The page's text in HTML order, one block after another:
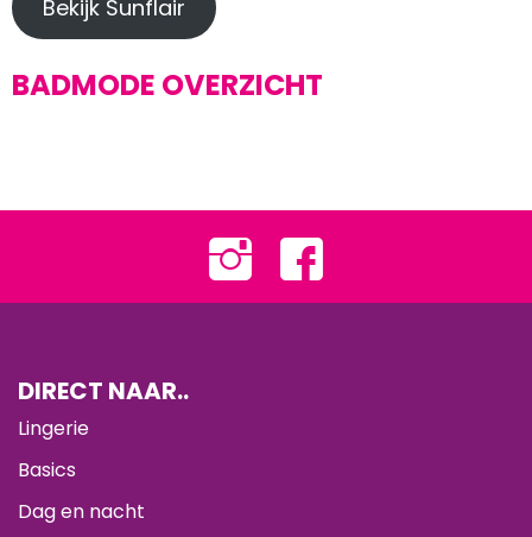
Bekijk Sunflair
BADMODE OVERZICHT
DIRECT NAAR..
Lingerie
Basics
Dag en nacht